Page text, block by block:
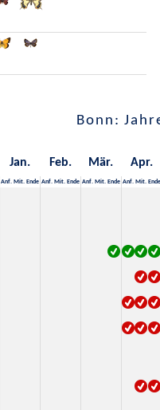
Bonn:
Jan. Feb. Mär. Apr.
Anf. Mit. Ende Anf. Mit. Ende Anf. Mit. Ende Anf. Mit. Ende